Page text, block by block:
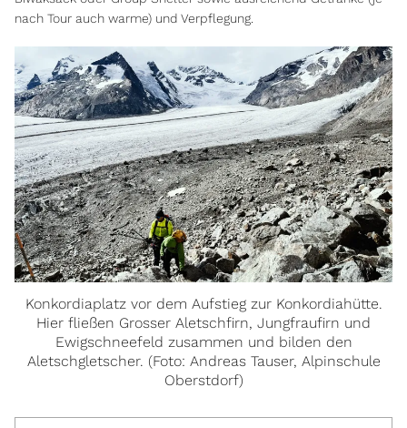
nach Tour auch warme) und Verpflegung.
Konkordiaplatz vor dem Aufstieg zur Konkordiahütte.
Hier fließen Grosser Aletschfirn, Jungfraufirn und
Ewigschneefeld zusammen und bilden den
Aletschgletscher. (Foto: Andreas Tauser, Alpinschule
Oberstdorf)